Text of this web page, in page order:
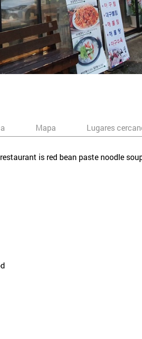
Mapa Lugares
is red bean paste noodle